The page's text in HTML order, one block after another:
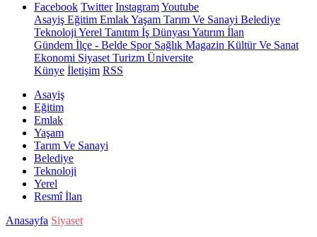
Facebook Twitter InstagramYoutube
Asayiş Eğitim EmlakYaşam Tarım Ve Sanayi Belediye
Teknoloji Yerel Tanıtım İş Dünyası Yatırım İlan
Gündem İlçe - Belde SporSağlık Magazin Kültür Ve Sanat
Ekonomi Siyaset Turizm Üniversite
Künye İletişim RSS
Asayiş
Eğitim
Emlak
Yaşam
Tarım Ve Sanayi
Belediye
Teknoloji
Yerel
Resmî İlan
Anasayfa Siyaset